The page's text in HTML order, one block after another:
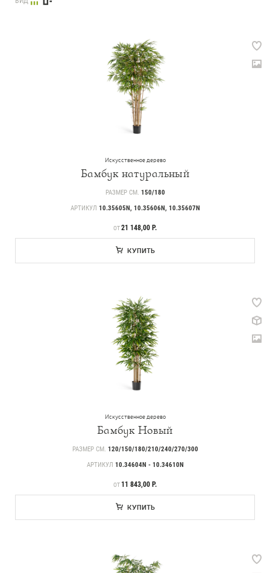
Искусственное дерево
Бамбук натуральный
РАЗМЕР СМ. 150/180
АРТИКУЛ 10.35605N, 10.35606N, 10.35607N
ЦЕНА
ОТ21 148,00 Р.
КУПИТЬ
Искусственное дерево
Бамбук Новый
РАЗМЕР СМ. 120/150/180/210/240/270/300
АРТИКУЛ 10.34604N - 10.34610N
ЦЕНА
ОТ 11 843,00 Р.
КУПИТЬ